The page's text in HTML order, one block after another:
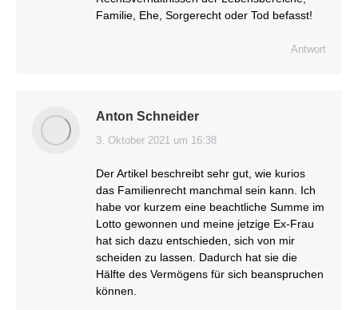
Familie, Ehe, Sorgerecht oder Tod befasst!
Antwort
Anton Schneider
sagt:
3. Oktober 2021 um 16:38
Der Artikel beschreibt sehr gut, wie kurios
das Familienrecht manchmal sein kann. Ich
habe vor kurzem eine beachtliche Summe im
Lotto gewonnen und meine jetzige Ex-Frau
hat sich dazu entschieden, sich von mir
scheiden zu lassen. Dadurch hat sie die
Hälfte des Vermögens für sich beanspruchen
können.